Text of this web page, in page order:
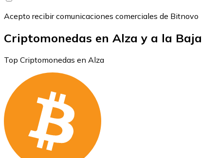
Acepto recibir comunicaciones comerciales de Bitnovo
Criptomonedas en Alza y a la Baja
Top Criptomonedas en Alza